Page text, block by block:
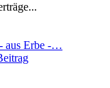
aus Erbe -…